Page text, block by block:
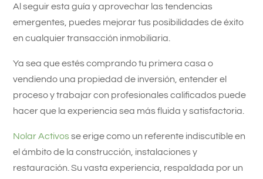
Al seguir esta guía y aprovechar las tendencias
emergentes, puedes mejorar tus posibilidades de éxito
en cualquier transacción inmobiliaria.
Ya sea que estés comprando tu primera casa o
vendiendo una propiedad de inversión, entender el
proceso y trabajar con profesionales calificados puede
hacer que la experiencia sea más fluida y satisfactoria.
Nolar Activosse erige como un referente indiscutible en
el ámbito de la construcción, instalaciones y
restauración. Su vasta experiencia, respaldada por un